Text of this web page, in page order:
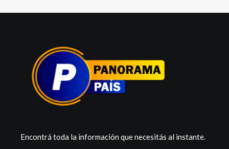
Encontrá toda la información que necesitás al instante.